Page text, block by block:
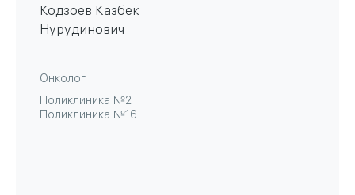
Кодзоев Казбек
Нурудинович
Онколог
Поликлиника №2
Поликлиника №16